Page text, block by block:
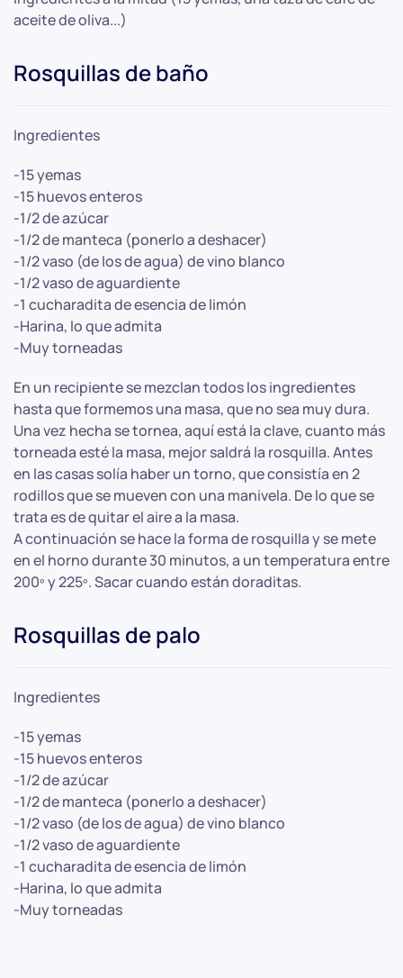
aceite de oliva...)
Rosquillas de baño
Ingredientes
-15 yemas
-15 huevos enteros
-1/2 de azúcar
-1/2 de manteca (ponerlo a deshacer)
-1/2 vaso (de los de agua) de vino blanco
-1/2 vaso de aguardiente
-1 cucharadita de esencia de limón
-Harina, lo que admita
-Muy torneadas
En un recipiente se mezclan todos los ingredientes
hasta que formemos una masa, que no sea muy dura.
Una vez hecha se tornea, aquí está la clave, cuanto más
torneada esté la masa, mejor saldrá la rosquilla. Antes
en las casas solía haber un torno, que consistía en 2
rodillos que se mueven con una manivela. De lo que se
trata es de quitar el aire a la masa.
A continuación se hace la forma de rosquilla y se mete
en el horno durante 30 minutos, a un temperatura entre
200º y 225º. Sacar cuando están doraditas.
Rosquillas de palo
Ingredientes
-15 yemas
-15 huevos enteros
-1/2 de azúcar
-1/2 de manteca (ponerlo a deshacer)
-1/2 vaso (de los de agua) de vino blanco
-1/2 vaso de aguardiente
-1 cucharadita de esencia de limón
-Harina, lo que admita
-Muy torneadas